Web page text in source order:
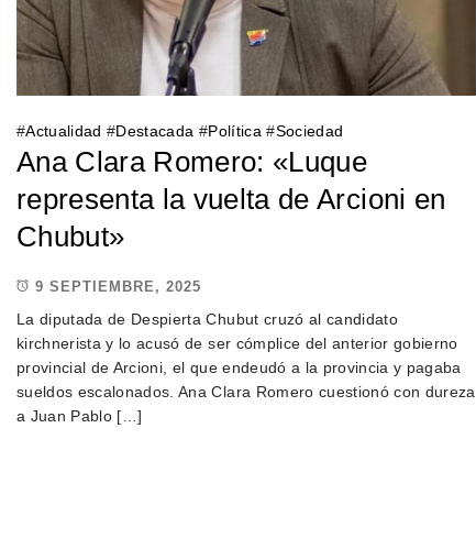
#Actualidad #Destacada #Política #Sociedad
Ana Clara Romero: «Luque
representa la vuelta de Arcioni en
Chubut»
9 SEPTIEMBRE, 2025
La diputada de Despierta Chubut cruzó al candidato
kirchnerista y lo acusó de ser cómplice del anterior gobierno
provincial de Arcioni, el que endeudó a la provincia y pagaba
sueldos escalonados. Ana Clara Romero cuestionó con dureza
a Juan Pablo […]